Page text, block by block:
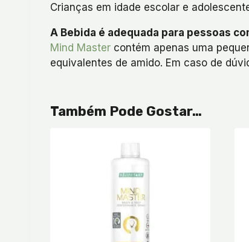
Crianças em idade escolar e
A Bebida é adequada para pessoas
Mind Master contém apenas uma
equivalentes de amido. Em caso de
Também Pode Gostar…